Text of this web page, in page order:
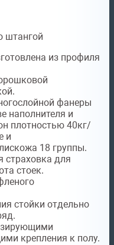
штангой
из профиля
фанеры
наполнителя и
плотностью 40кг/
и
18 группы.
страховка для
стоек.
стойки отдельно
крепления к полу.